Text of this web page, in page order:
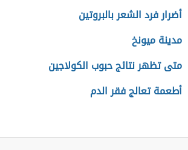
أضرار فرد الشعر بالبروتين
مدينة ميونخ
متى تظهر نتائج حبوب الكولاجين
أطعمة تعالج فقر الدم